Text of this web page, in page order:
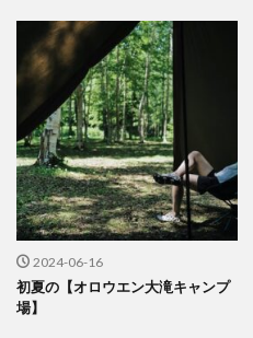
2024-06-16
初夏の【オロウエン大滝キャンプ
場】